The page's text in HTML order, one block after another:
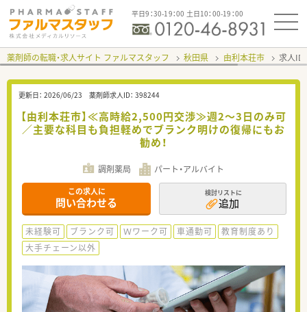
平日9：30-19：00 土日10：00-19：00
薬剤師の転職・求人サイト ファルマスタッフ 秋田県 由利本荘市 求人ID
更新日： 2026/06/23 薬剤師求人ID： 398244
【由利本荘市】≪高時給2,500円交渉≫週2～3日のみ可
／主要な科目も負担軽めでブランク明けの復帰にもお
勧め！
調剤薬局 パート・アルバイト
この求人に
問い合わせる
検討リストに
追加
未経験可 ブランク可 Ｗワーク可 車通勤可
教育制度あり
大手チェーン以外